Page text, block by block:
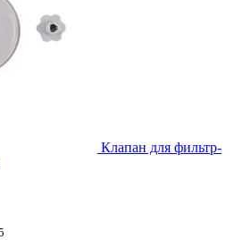
Клапан для фильтр-